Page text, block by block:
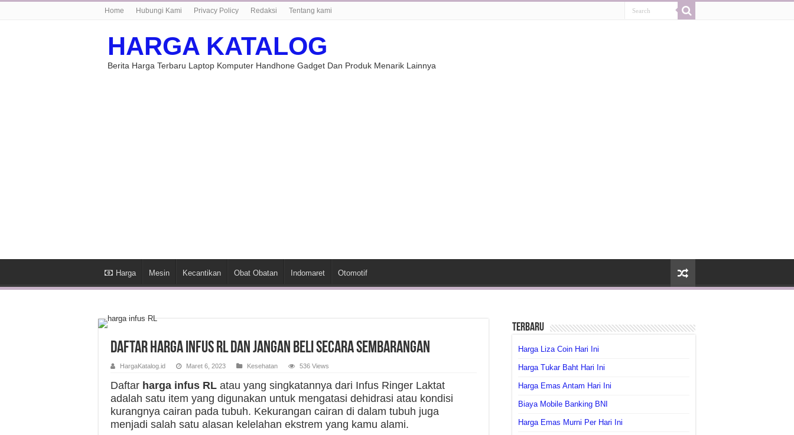
Home Hubungi Kami Privacy Policy Redaksi Tentang kami
HARGA KATALOG
Berita Harga Terbaru Laptop Komputer Handhone Gadget Dan Produk Menarik Lainnya
Harga Mesin Kecantikan Obat Obatan Indomaret Otomotif
Daftar Harga Infus RL dan Jangan Beli Secara Sembarangan
HargaKatalog.id Maret 6, 2023 Kesehatan 536 Views
Daftar harga infus RL atau yang singkatannya dari Infus Ringer Laktat
adalah satu item yang digunakan untuk mengatasi dehidrasi atau kondisi
kurangnya cairan pada tubuh. Kekurangan cairan di dalam tubuh juga
menjadi salah satu alasan kelelahan ekstrem yang kamu alami.
Terbaru
Harga Liza Coin Hari Ini
Harga Tukar Baht Hari Ini
Harga Emas Antam Hari Ini
Biaya Mobile Banking BNI
Harga Emas Murni Per Hari Ini